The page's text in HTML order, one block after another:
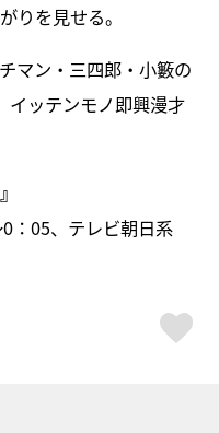
りを見せる。
マン・三四郎・小籔の
ッテンモノ即興漫才
』
：05、テレビ朝日系